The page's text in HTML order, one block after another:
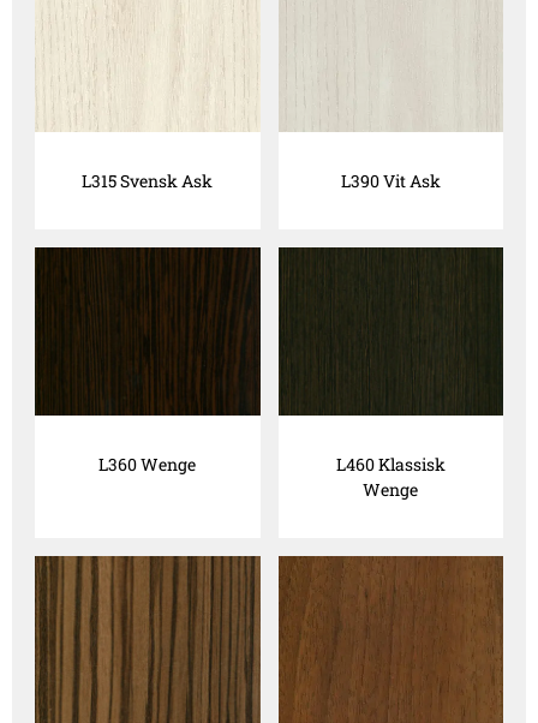
L315 Svensk Ask L390 Vit Ask
L360 Wenge
L460 Klassisk
Wenge